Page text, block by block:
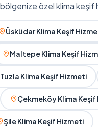
özel klima
Üsküdar Klima Keşif
Maltepe Klima Keşif
Tuzla Klima Keşif Hizmeti
Çekmeköy Klima Keşif
Şile Klima Keşif Hizmeti